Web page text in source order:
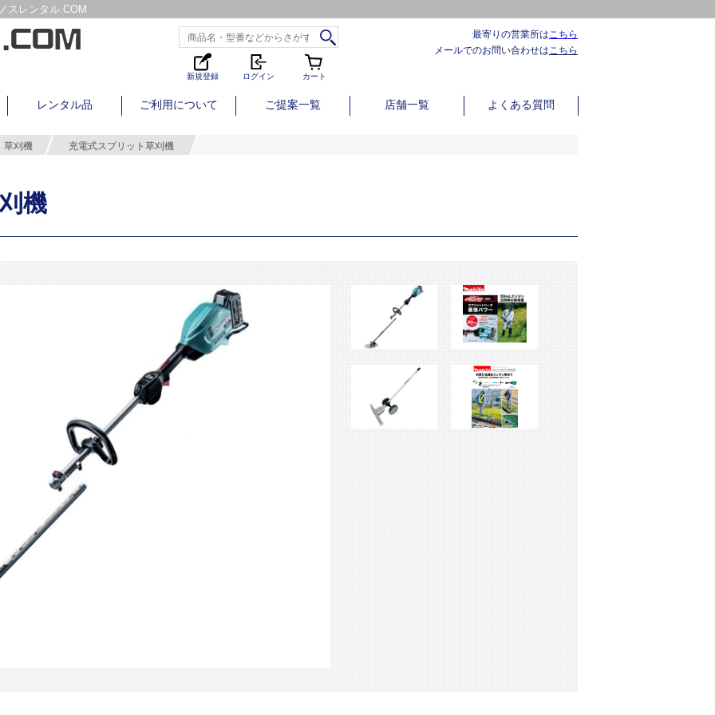
スレンタル.COM
新規登録 ログイン カート
最寄りの営業所はこちら
メールでのお問い合わせはこちら
レンタル品 ご利用について ご提案一覧 店舗一覧 よくある質問
草刈機 充電式スプリット草刈機
機